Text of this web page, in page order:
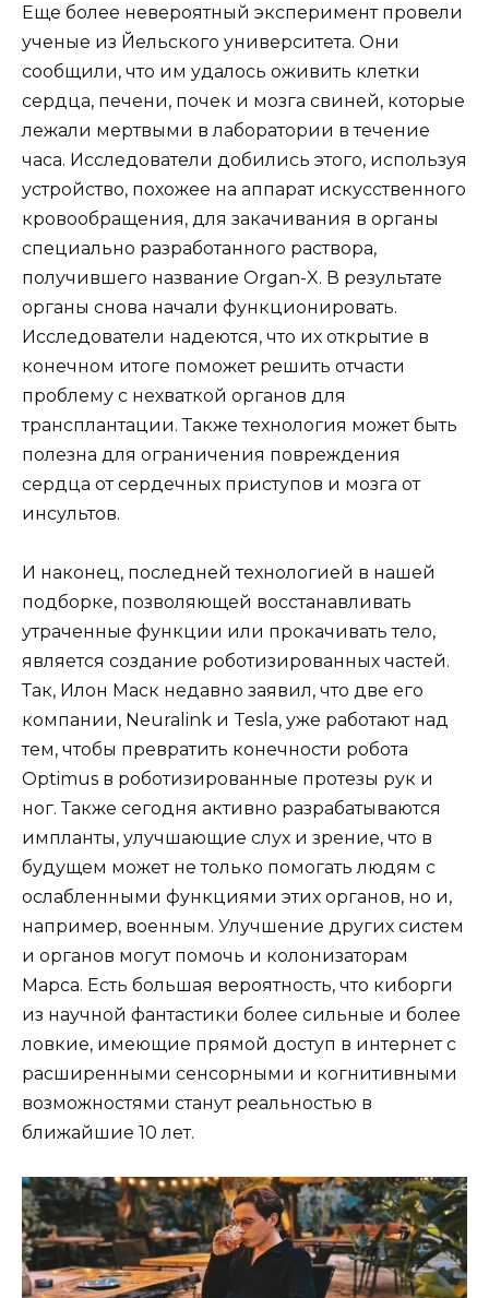
Еще более невероятный эксперимент провели
ученые из Йельского университета. Они
сообщили, что им удалось оживить клетки
сердца, печени, почек и мозга свиней, которые
лежали мертвыми в лаборатории в течение
часа. Исследователи добились этого, используя
устройство, похожее на аппарат искусственного
кровообращения, для закачивания в органы
специально разработанного раствора,
получившего название Organ-X. В результате
органы снова начали функционировать.
Исследователи надеются, что их открытие в
конечном итоге поможет решить отчасти
проблему с нехваткой органов для
трансплантации. Также технология может быть
полезна для ограничения повреждения
сердца от сердечных приступов и мозга от
инсультов.
И наконец, последней технологией в нашей
подборке, позволяющей восстанавливать
утраченные функции или прокачивать тело,
является создание роботизированных частей.
Так, Илон Маск недавно заявил, что две его
компании, Neuralink и Tesla, уже работают над
тем, чтобы превратить конечности робота
Optimus в роботизированные протезы рук и
ног. Также сегодня активно разрабатываются
импланты, улучшающие слух и зрение, что в
будущем может не только помогать людям с
ослабленными функциями этих органов, но и,
например, военным. Улучшение других систем
и органов могут помочь и колонизаторам
Марса. Есть большая вероятность, что киборги
из научной фантастики более сильные и более
ловкие, имеющие прямой доступ в интернет с
расширенными сенсорными и когнитивными
возможностями станут реальностью в
ближайшие 10 лет.